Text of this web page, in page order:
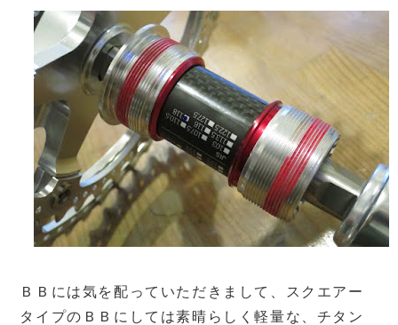
ＢＢには気を配っていただきまして、スクエアー
タイプのＢＢにしては素晴らしく軽量な、チタン